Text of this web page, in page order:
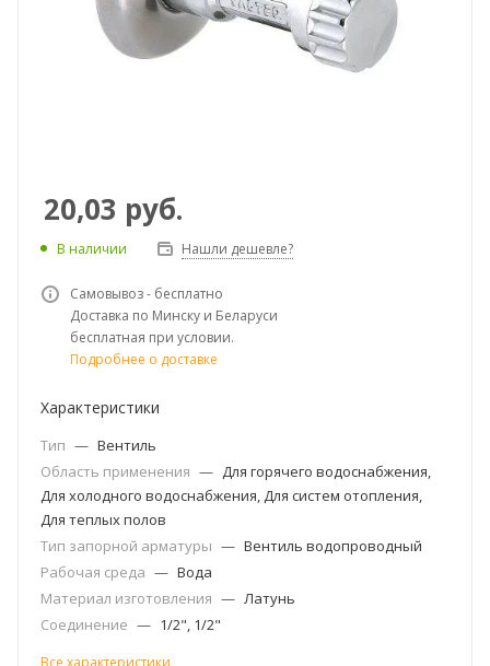
20,03 руб.
В наличии Нашли дешевле?
Самовывоз - бесплатно
Доставка по Минску и Беларуси
бесплатная при условии.
Подробнее о доставке
Характеристики
Тип — Вентиль
Область применения — Для горячего водоснабжения,
Для холодного водоснабжения, Для систем отопления,
Для теплых полов
Тип запорной арматуры — Вентиль водопроводный
Рабочая среда — Вода
Материал изготовления — Латунь
Соединение — 1/2", 1/2"
Все характеристики